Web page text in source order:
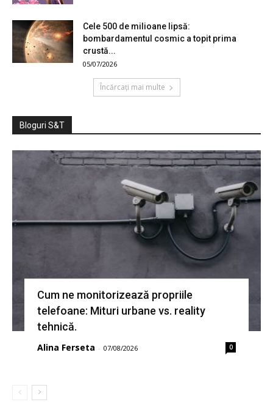
Cele 500 de milioane lipsă:
bombardamentul cosmic a topit prima
crustă...
05/07/2026
Încărcați mai multe
Bloguri S&T
Cum ne monitorizează propriile
telefoane: Mituri urbane vs. reality
tehnică.
Alina Ferseta - 07/08/2026 0